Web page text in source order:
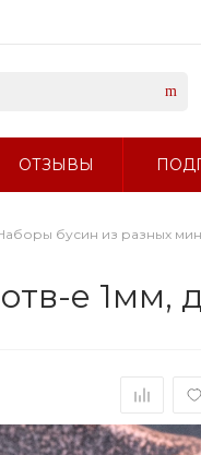
ОТЗЫВЫ
бусин из разных
е 1мм,